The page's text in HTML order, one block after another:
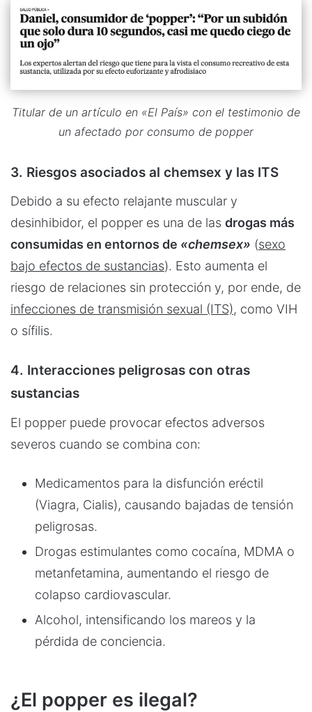
Titular de un artículo en «El País» con el testimonio de
un afectado por consumo de popper
3. Riesgos asociados al chemsex y las ITS
Debido a su efecto relajante muscular y
desinhibidor, el popper es una de las drogas más
consumidas en entornos de «chemsex» (sexo
bajo efectos de sustancias). Esto aumenta el
riesgo de relaciones sin protección y, por ende, de
infecciones de transmisión sexual (ITS), como VIH
o sífilis.
4. Interacciones peligrosas con otras
sustancias
El popper puede provocar efectos adversos
severos cuando se combina con:
Medicamentos para la disfunción eréctil
(Viagra, Cialis), causando bajadas de tensión
peligrosas.
Drogas estimulantes como cocaína, MDMA o
metanfetamina, aumentando el riesgo de
colapso cardiovascular.
Alcohol, intensificando los mareos y la
pérdida de conciencia.
¿El popper es ilegal?